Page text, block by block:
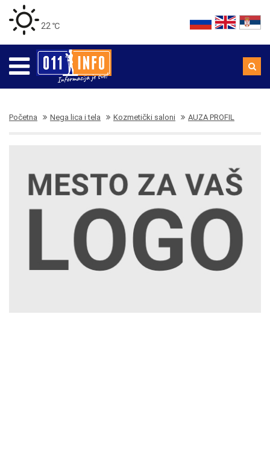
22 ℃
Početna Nega lica i tela Kozmetički saloni AUZA PROFIL